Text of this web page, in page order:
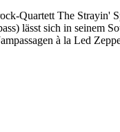
Quartett The Strayin'
lässt sich in seinem
à la Led